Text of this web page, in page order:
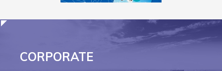
CORPORATE